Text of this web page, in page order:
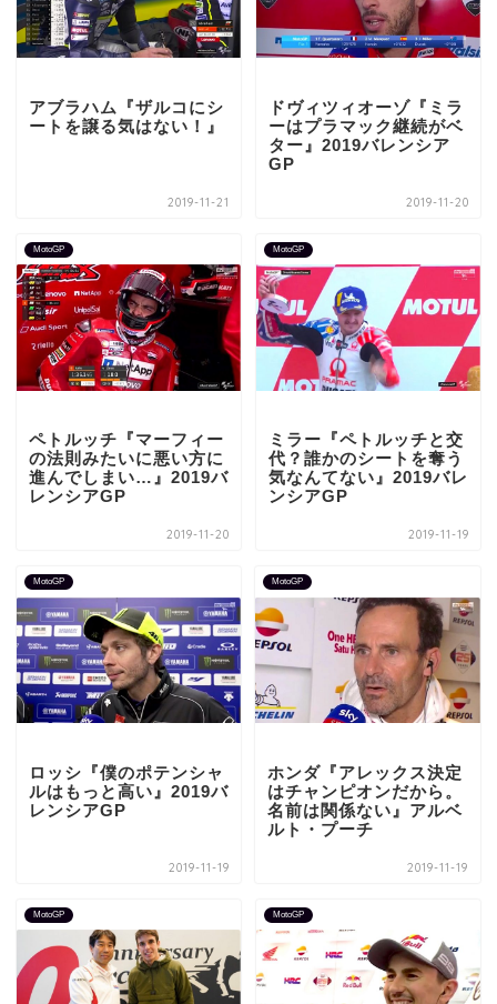
アブラハム『ザルコにシ
ートを譲る気はない！』
2019-11-21
ドヴィツィオーゾ『ミラ
ーはプラマック継続がベ
ター』2019バレンシア
GP
2019-11-20
MotoGP
ペトルッチ『マーフィー
の法則みたいに悪い方に
進んでしまい…』2019バ
レンシアGP
2019-11-20
MotoGP
ミラー『ペトルッチと交
代？誰かのシートを奪う
気なんてない』2019バレ
ンシアGP
2019-11-19
MotoGP
ロッシ『僕のポテンシャ
ルはもっと高い』2019バ
レンシアGP
2019-11-19
MotoGP
ホンダ『アレックス決定
はチャンピオンだから。
名前は関係ない』アルベ
ルト・プーチ
2019-11-19
MotoGP MotoGP